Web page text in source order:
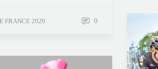
FRANCE 2020 0